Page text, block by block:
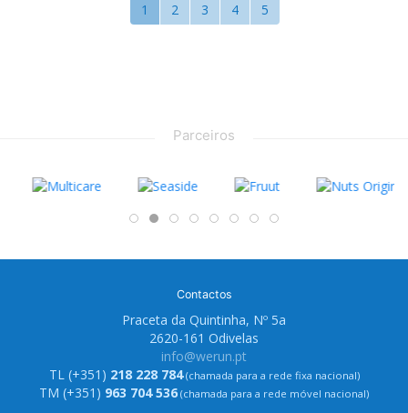
1 2 3 4 5
Parceiros
Contactos
Praceta da Quintinha, Nº 5a
2620-161 Odivelas
info@werun.pt
TL (+351) 218 228 784(chamada para a rede fixa nacional)
TM (+351) 963 704 536 (chamada para a rede móvel nacional)